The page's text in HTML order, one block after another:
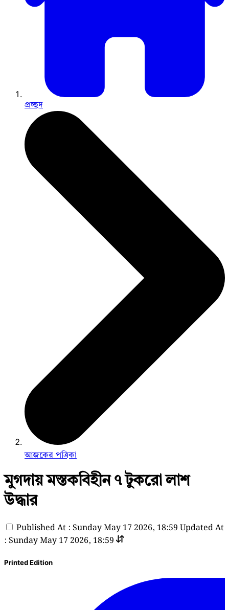
প্রচ্ছদ
আজকের পত্রিকা
মুগদায় মস্তকবিহীন ৭ টুকরো লাশ
উদ্ধার
Published At : Sunday May 17 2026, 18:59 Updated At
: Sunday May 17 2026, 18:59
Printed Edition